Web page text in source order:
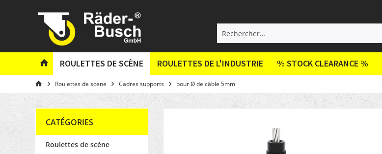
ROULETTES DE SCÈNE ROULETTES DE L'INDUSTRIE % STOCK CLEARANCE %
Roulettes de scène Cadres supports pour Ø de câble 5mm
CATÉGORIES
Roulettes de scène